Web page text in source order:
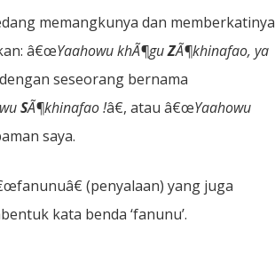
memangkunya dan memberkatinya
â€œYaahowu khÃ¶guZÃ¶khinafao, ya
seseorang bernama
SÃ¶khinafao !â€, atau â€œYaahowu
saya.
(penyalaan) yang juga
kata benda ‘fanunu’.